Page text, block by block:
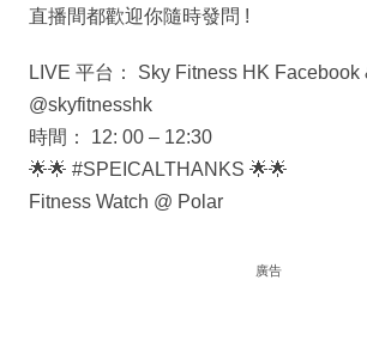
直播間都歡迎你隨時發問 !
LIVE 平台： Sky Fitness HK Facebook
@skyfitnesshk
時間： 12: 00 – 12:30
🌟🌟 #SPEICALTHANKS 🌟🌟
Fitness Watch @ Polar
廣告